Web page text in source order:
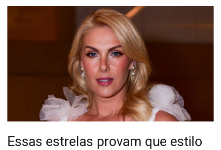
Essas estrelas provam que estilo